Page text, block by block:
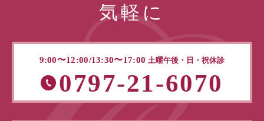
気軽に
9:00〜12:00/13:30〜17:00 土曜午後・日・祝休診
0797-21-6070